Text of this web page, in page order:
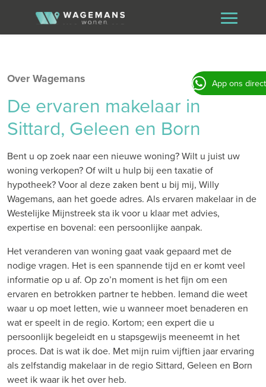
App ons direct
Over Wagemans
De ervaren makelaar in
Sittard, Geleen en Born
Bent u op zoek naar een nieuwe woning? Wilt u juist uw
woning verkopen? Of wilt u hulp bij een taxatie of
hypotheek? Voor al deze zaken bent u bij mij, Willy
Wagemans, aan het goede adres. Als ervaren makelaar in de
Westelijke Mijnstreek sta ik voor u klaar met advies,
expertise en bovenal: een persoonlijke aanpak.
Het veranderen van woning gaat vaak gepaard met de
nodige vragen. Het is een spannende tijd en er komt veel
informatie op u af. Op zo’n moment is het fijn om een
ervaren en betrokken partner te hebben. Iemand die weet
waar u op moet letten, wie u wanneer moet benaderen en
wat er speelt in de regio. Kortom; een expert die u
persoonlijk begeleidt en u stapsgewijs meeneemt in het
proces. Dat is wat ik doe. Met mijn ruim vijftien jaar ervaring
als zelfstandig makelaar in de regio Sittard, Geleen en Born
weet ik waar ik het over heb.